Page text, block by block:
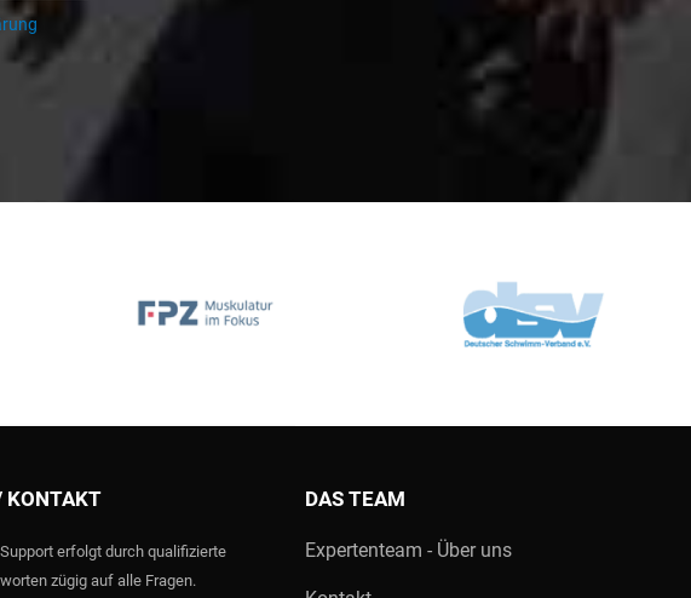
KONTAKT
erfolgt durch qualifizierte
zügig auf alle Fragen.
DAS TEAM
Expertenteam - Über uns